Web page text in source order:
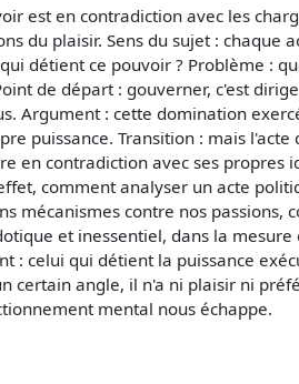
est en contradiction avec les
du plaisir. Sens du sujet :
détient ce pouvoir ? Problème :
de départ : gouverner, c'est
Argument : cette domination
puissance. Transition : mais
en contradiction avec ses propres
comment analyser un acte
mécanismes contre nos
et inessentiel, dans la
: celui qui détient la puissance
certain angle, il n'a ni plaisir ni
mental nous échappe.